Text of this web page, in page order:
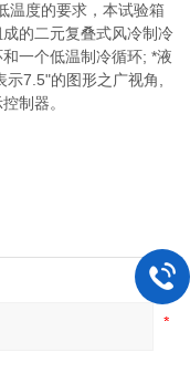
度的要求，本试验箱
的二元复叠式风冷制冷
一个低温制冷循环; *液
7.5"的图形之广视角,
制器。